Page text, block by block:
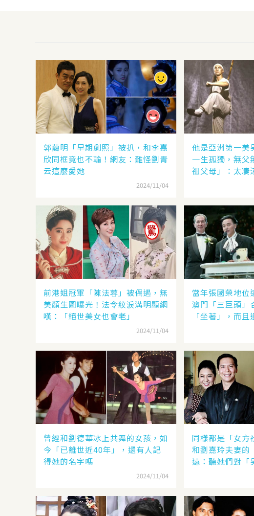
郭藹明「早期劇照」被扒，和李嘉
欣同框竟也不輸！網友：難怪劉青
云這麼愛她
2024/11/04
他是亞洲第一美
一生孤獨，無父
祖父母」：太凄
前港姐冠軍「陳法蓉」被偶遇，無
美顏生圖曝光！法令紋淚溝明顯網
嘆：「絕世美女也會老」
2024/11/04
當年張國榮地位
澳門「三巨頭」
「坐著」，而且
曾經和劉德華冰上共舞的女孩，如
今「已離世近40年」，還有人記
得她的名字嗎
2024/11/04
同樣都是「女方
和劉嘉玲夫妻的
遠：聽她們對「